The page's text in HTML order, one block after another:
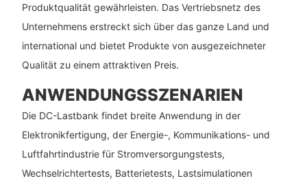
Produktqualität gewährleisten. Das Vertriebsnetz des
Unternehmens erstreckt sich über das ganze Land und
international und bietet Produkte von ausgezeichneter
Qualität zu einem attraktiven Preis.
ANWENDUNGSSZENARIEN
Die DC-Lastbank findet breite Anwendung in der
Elektronikfertigung, der Energie-, Kommunikations- und
Luftfahrtindustrie für Stromversorgungstests,
Wechselrichtertests, Batterietests, Lastsimulationen